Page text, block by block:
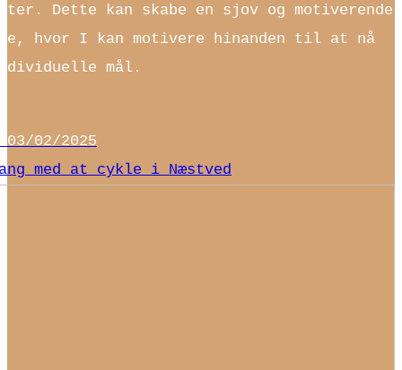
Dette kan skabe en sjov og motiverende
hvor I kan motivere hinanden til at nå
mål.
03/02/2025
med at cykle i Næstved